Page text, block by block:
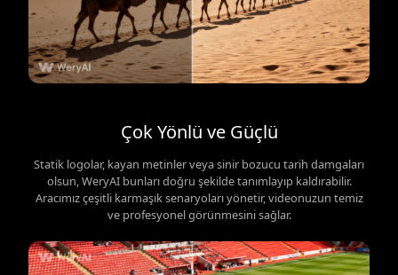
Çok Yönlü ve Güçlü
Statik logolar, kayan metinler veya sinir bozucu tarih damgaları
olsun, WeryAI bunları doğru şekilde tanımlayıp kaldırabilir.
Aracımız çeşitli karmaşık senaryoları yönetir, videonuzun temiz
ve profesyonel görünmesini sağlar.